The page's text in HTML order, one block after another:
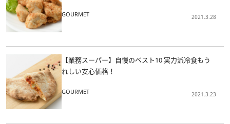
GOURMET 2021.3.28
【業務スーパー】自慢のベスト10 実力派冷食もう
れしい安心価格！
GOURMET 2021.3.23